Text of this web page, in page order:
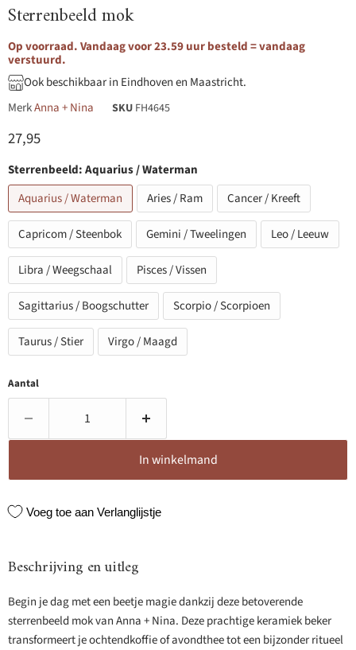
Sterrenbeeld mok
Op voorraad. Vandaag voor 23.59 uur besteld = vandaag
verstuurd.
Ook beschikbaar in Eindhoven en Maastricht.
MerkAnna + Nina SKU FH4645
Huidige prijs
27,95
Sterrenbeeld:Aquarius / Waterman
Aquarius / Waterman
Aries / Ram Cancer / Kreeft
Capricom / Steenbok Gemini / Tweelingen Leo / Leeuw
Libra / Weegschaal Pisces / Vissen
Sagittarius / Boogschutter Scorpio / Scorpioen
Taurus / Stier Virgo / Maagd
Aantal
In winkelmand
Voeg toe aan Verlanglijstje
Beschrijving en uitleg
Begin je dag met een beetje magie dankzij deze betoverende
sterrenbeeld mok van Anna + Nina. Deze prachtige keramiek beker
transformeert je ochtendkoffie of avondthee tot een bijzonder ritueel